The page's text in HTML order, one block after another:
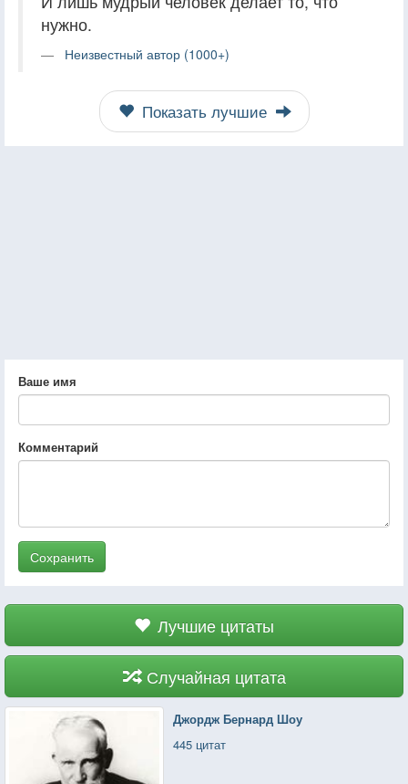
нужно.
Неизвестный автор (1000+)
Показать лучшие
Ваше имя
Комментарий
Сохранить
Лучшие цитаты
Случайная цитата
Джордж Бернард Шоу
445 цитат